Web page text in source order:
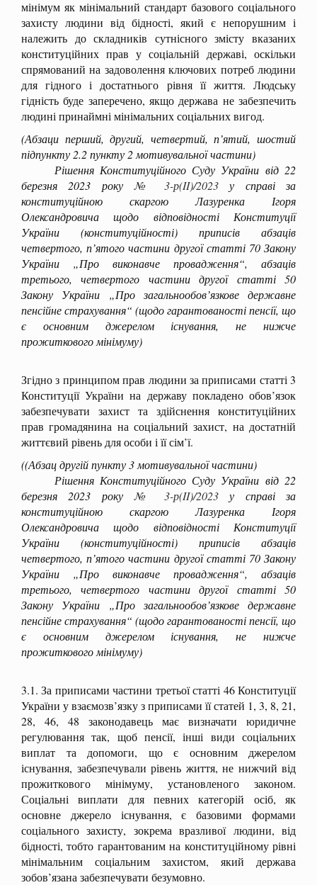
мінімум як мінімальний стандарт базового соціального
захисту людини від бідності, який є непорушним і
належить до складників сутнісного змісту вказаних
конституційних прав у соціальній державі, оскільки
спрямований на задоволення ключових потреб людини
для гідного і достатнього рівня її життя. Людську
гідність буде заперечено, якщо держава не забезпечить
людині принаймні мінімальних соціальних вигод.
(Абзаци перший, другий, четвертий, п’ятий, шостий
підпункту 2.2 пункту 2 мотивувальної частини)
Рішення Конституційного Суду України від 22
березня 2023 року№ 3-р(II)/2023у справі за
конституційною скаргою Лазуренка Ігоря
Олександровича щодо відповідності Конституції
України (конституційності) приписів абзаців
четвертого, п’ятого частини другої статті 70 Закону
України „Про виконавче провадження“, абзаців
третього, четвертого частини другої статті 50
Закону України „Про загальнообов’язкове державне
пенсійне страхування“ (щодо гарантованості пенсії, що
є основним джерелом існування, не нижче
прожиткового мінімуму)
Згідно з принципом прав людини за приписами статті 3
Конституції України на державу покладено обов’язок
забезпечувати захист та здійснення конституційних
прав громадянина на соціальний захист, на достатній
життєвий рівень для особи і її сім’ї.
((Абзац другій пункту 3 мотивувальної частини)
Рішення Конституційного Суду України від 22
березня 2023 року№ 3-р(II)/2023у справі за
конституційною скаргою Лазуренка Ігоря
Олександровича щодо відповідності Конституції
України (конституційності) приписів абзаців
четвертого, п’ятого частини другої статті 70 Закону
України „Про виконавче провадження“, абзаців
третього, четвертого частини другої статті 50
Закону України „Про загальнообов’язкове державне
пенсійне страхування“ (щодо гарантованості пенсії, що
є основним джерелом існування, не нижче
прожиткового мінімуму)
3.1. За приписами частини третьої статті 46 Конституції
України у взаємозв’язку з приписами її статей 1, 3, 8, 21,
28, 46, 48 законодавець має визначати юридичне
регулювання так, щоб пенсії, інші види соціальних
виплат та допомоги, що є основним джерелом
існування, забезпечували рівень життя, не нижчий від
прожиткового мінімуму, установленого законом.
Соціальні виплати для певних категорій осіб, як
основне джерело існування, є базовими формами
соціального захисту, зокрема вразливої людини, від
бідності, тобто гарантованим на конституційному рівні
мінімальним соціальним захистом, який держава
зобов’язана забезпечувати безумовно.